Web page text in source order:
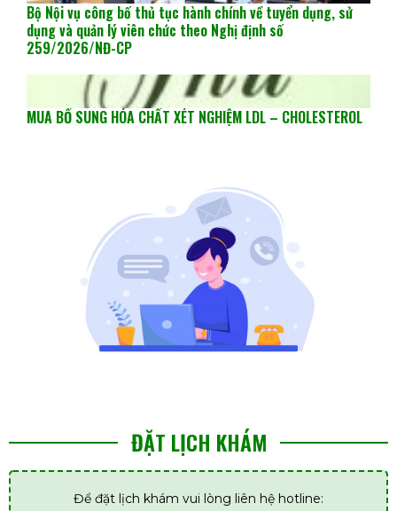
Bộ Nội vụ công bố thủ tục hành chính về tuyển dụng, sử
dụng và quản lý viên chức theo Nghị định số
259/2026/NĐ-CP
MUA BỔ SUNG HÓA CHẤT XÉT NGHIỆM LDL – CHOLESTEROL
ĐẶT LỊCH KHÁM
Để đặt lịch khám vui lòng liên hệ hotline: